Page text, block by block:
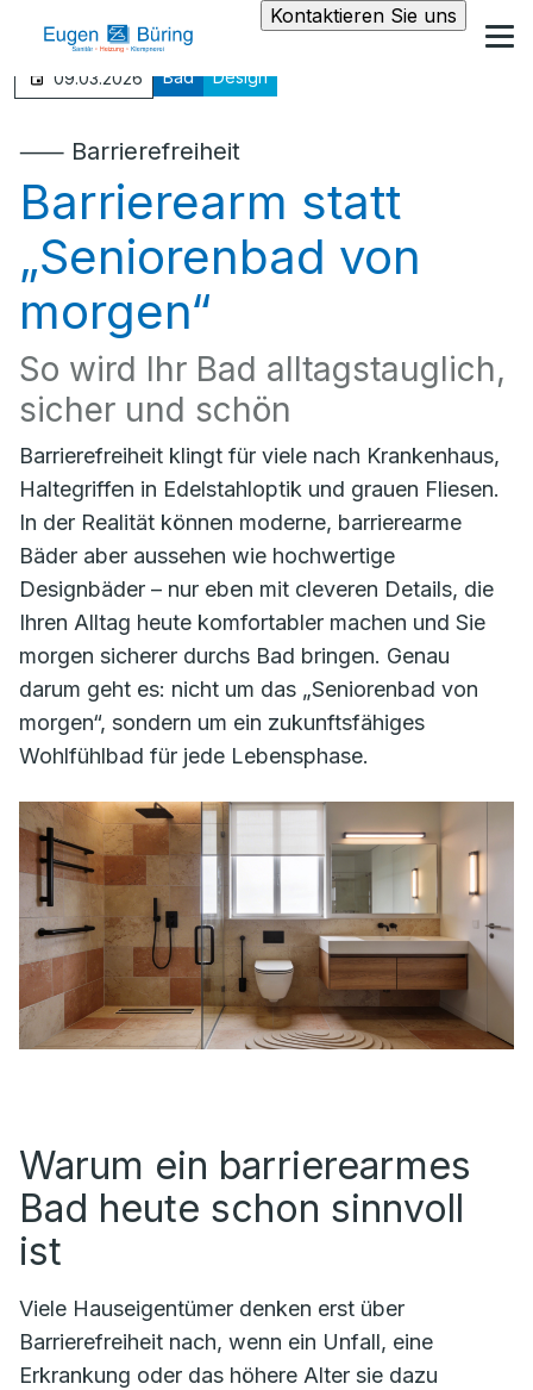
Kontaktieren Sie uns
09.03.2026 Bad Design
⸺ Barrierefreiheit
Barrierearm statt
„Seniorenbad von
morgen“
So wird Ihr Bad alltagstauglich,
sicher und schön
Barrierefreiheit klingt für viele nach Krankenhaus,
Haltegriffen in Edelstahloptik und grauen Fliesen.
In der Realität können moderne, barrierearme
Bäder aber aussehen wie hochwertige
Designbäder – nur eben mit cleveren Details, die
Ihren Alltag heute komfortabler machen und Sie
morgen sicherer durchs Bad bringen. Genau
darum geht es: nicht um das „Seniorenbad von
morgen“, sondern um ein zukunftsfähiges
Wohlfühlbad für jede Lebensphase.
Warum ein barrierearmes
Bad heute schon sinnvoll
ist
Viele Hauseigentümer denken erst über
Barrierefreiheit nach, wenn ein Unfall, eine
Erkrankung oder das höhere Alter sie dazu